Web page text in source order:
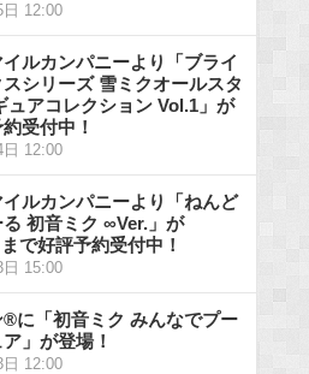
日 12:00
ルカンパニーより「ブライ
シリーズ 雪ミクオールスタ
ュアコレクション Vol.1」が
受付中！
日 12:00
ルカンパニーより「ねんど
初音ミク ∞Ver.」が
で好評予約受付中！
日 15:00
®に「初音ミク みんなでプー
」が登場！
日 12:00